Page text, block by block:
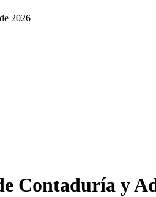
2026
Contaduría y